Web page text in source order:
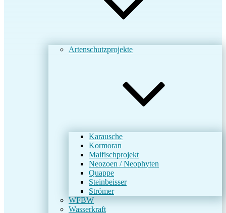
Artenschutzprojekte
Karausche
Kormoran
Maifischprojekt
Neozoen / Neophyten
Quappe
Steinbeisser
Strömer
WFBW
Wasserkraft